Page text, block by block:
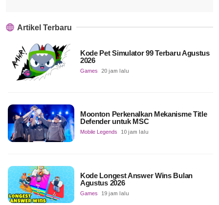
Artikel Terbaru
Kode Pet Simulator 99 Terbaru Agustus
2026
Games 20 jam lalu
Moonton Perkenalkan Mekanisme Title
Defender untuk MSC
Mobile Legends 10 jam lalu
Kode Longest Answer Wins Bulan
Agustus 2026
Games 19 jam lalu